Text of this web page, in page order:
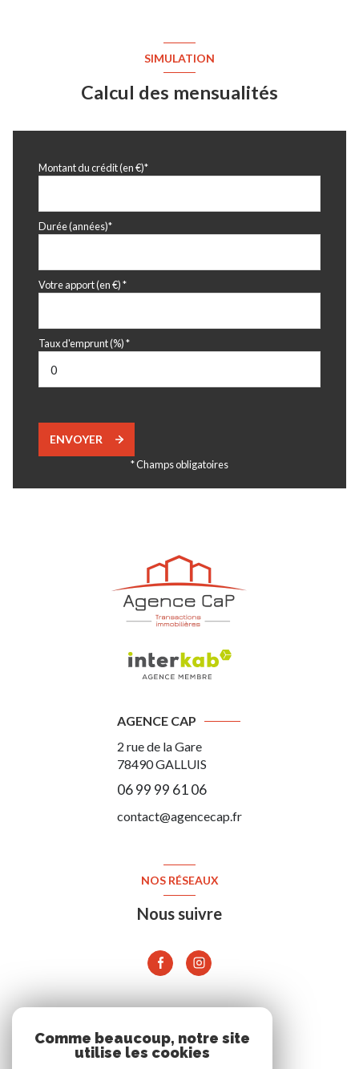
SIMULATION
Calcul des mensualités
Montant du crédit (en €)*
Durée (années)*
Votre apport (en €) *
Taux d'emprunt (%) *
ENVOYER
* Champs obligatoires
AGENCE CAP
2 rue de la Gare
78490GALLUIS
06 99 99 61 06
contact@agencecap.fr
NOS RÉSEAUX
Nous suivre
Comme beaucoup, notre site
utilise les cookies